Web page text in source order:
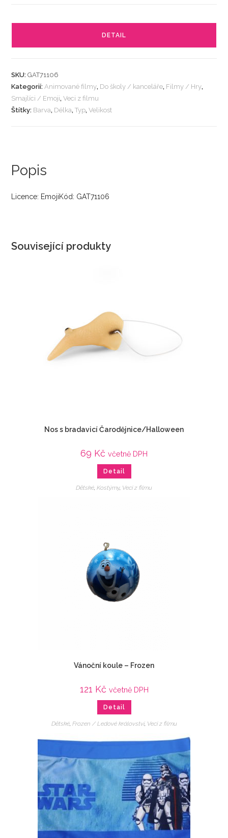
DETAIL
SKU:GAT71106
Kategorií: Animované filmy, Do školy / kanceláře, Filmy / Hry,
Smajlíci / Emoji,Veci z filmu
Štítky: Barva, Délka,Typ,Velikost
Popis
Licence: EmojiKód: GAT71106
Související produkty
Nos s bradavicí Čarodějnice/Halloween
69 Kč včetně DPH
Detail
Dětské, Kostýmy, Veci z filmu
Vánoční koule – Frozen
121 Kč včetně DPH
Detail
Dětské, Frozen / Ledové království, Veci z filmu